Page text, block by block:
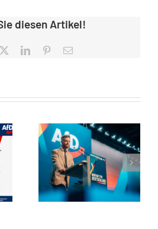
diesen Artikel!
LinkedInPinterest
E-